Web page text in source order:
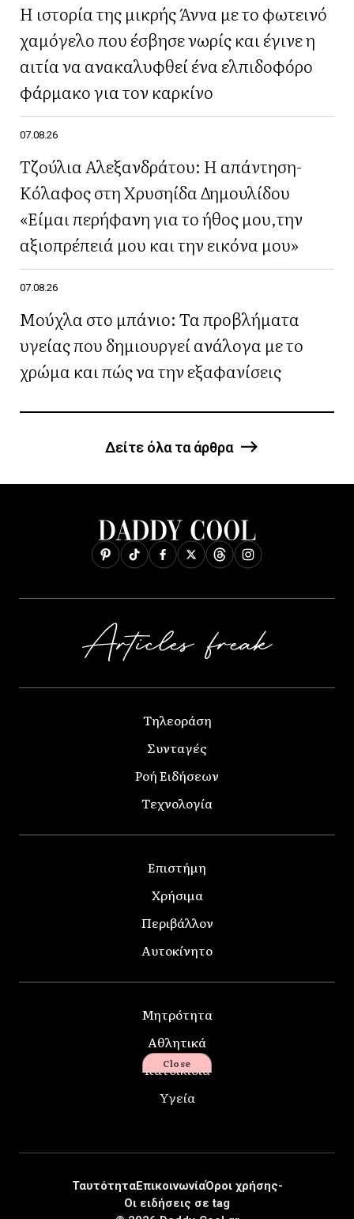
Η ιστορία της μικρής Άννα με το φωτεινό
χαμόγελο που έσβησε νωρίς και έγινε η
αιτία να ανακαλυφθεί ένα ελπιδοφόρο
φάρμακο για τον καρκίνο
07.08.26
Τζούλια Αλεξανδράτου: Η απάντηση-
Κόλαφος στη Χρυσηίδα Δημουλίδου
«Είμαι περήφανη για το ήθος μου,την
αξιοπρέπειά μου και την εικόνα μου»
07.08.26
Μούχλα στο μπάνιο: Τα προβλήματα
υγείας που δημιουργεί ανάλογα με το
χρώμα και πώς να την εξαφανίσεις
Δείτε όλα τα άρθρα
Τηλεοράση
Συνταγές
Ροή Ειδήσεων
Τεχνολογία
Επιστήμη
Χρήσιμα
Περιβάλλον
Αυτοκίνητο
Μητρότητα
Αθλητικά
Κατοικίδια
Υγεία
ΤαυτότηταΕπικοινωνίαΌροι χρήσης-
Οι ειδήσεις σε tag
Close